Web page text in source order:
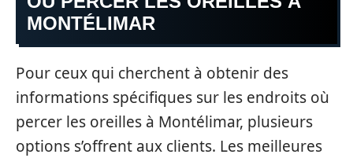
MONTÉLIMAR
Pour ceux qui cherchent à obtenir des
informations spécifiques sur les endroits où
percer les oreilles à Montélimar, plusieurs
options s’offrent aux clients. Les meilleures